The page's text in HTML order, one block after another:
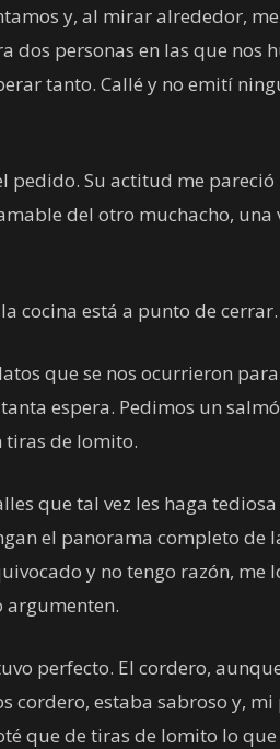
y, al mirar alrededor,
dos personas en las que nos
tanto. Callé y no emití
pedido. Su actitud me pareció
del otro muchacho, una
cocina está a punto de cerrar.
que se nos ocurrieron
espera. Pedimos un
tiras de lomito.
que tal vez les haga tediosa
el panorama completo de
y no tengo razón, me
argumenten.
perfecto. El cordero,
cordero, estaba sabroso y, mi
que de tiras de lomito lo